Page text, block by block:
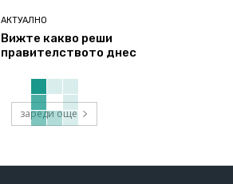
АКТУАЛНО
Вижте какво реши
правителството днес
зареди още